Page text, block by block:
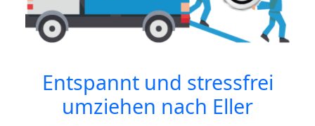
Entspannt und stressfrei
umziehen nach Eller